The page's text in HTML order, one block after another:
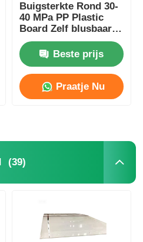
Buigsterkte Rond 30-
40 MPa PP Plastic
Board Zelf blusbaar
Vlambestand Op maat
gemaakte
oplossingen voor
duurzaam
Beste prijs
Praatje Nu
(39)